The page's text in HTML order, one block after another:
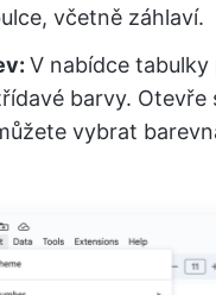
včetně záhlaví.
V nabídce tabulky
barvy. Otevře
vybrat